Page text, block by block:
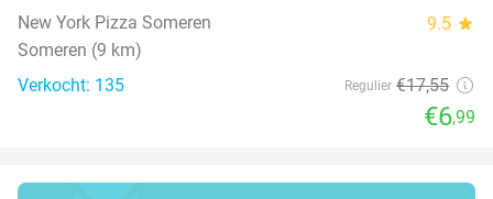
New York Pizza Someren 9.5 star
Someren (9 km)
Verkocht: 135
Regulier €17,55
€6,99